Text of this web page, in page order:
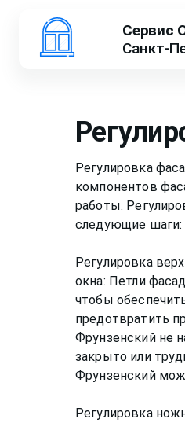
Сервис
Санкт-
Регулировка
компонентов
работы.
следующие шаги:
Регулировка
окна: Петли
чтобы
предотвратить
Фрунзенский не
закрыто или
Фрунзенский
Регулировка